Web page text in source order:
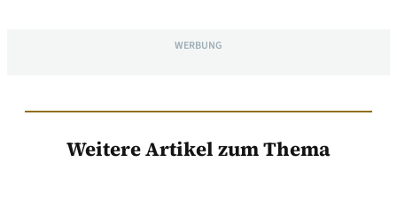
WERBUNG
Weitere Artikel zum Thema